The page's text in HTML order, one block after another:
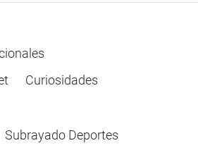
Curiosidades
Subrayado Deportes